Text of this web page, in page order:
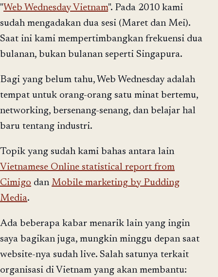
"Web Wednesday Vietnam". Pada 2010 kami
sudah mengadakan dua sesi (Maret dan Mei).
Saat ini kami mempertimbangkan frekuensi dua
bulanan, bukan bulanan seperti Singapura.
Bagi yang belum tahu, Web Wednesday adalah
tempat untuk orang-orang satu minat bertemu,
networking, bersenang-senang, dan belajar hal
baru tentang industri.
Topik yang sudah kami bahas antara lain
Vietnamese Online statistical report from
Cimigo dan Mobile marketing by Pudding
Media.
Ada beberapa kabar menarik lain yang ingin
saya bagikan juga, mungkin minggu depan saat
website-nya sudah live. Salah satunya terkait
organisasi di Vietnam yang akan membantu: